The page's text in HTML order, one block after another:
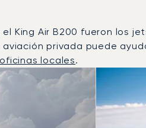
el King Air B200 fueron
privada puede
locales.
más operados por número de
Asientos
Autonomía (km)